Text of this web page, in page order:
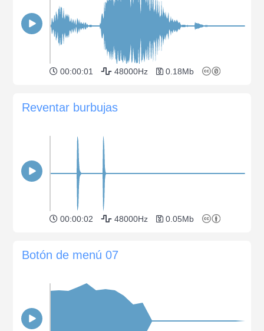
00:00:01 48000Hz 0.18Mb
Reventar burbujas
00:00:02 48000Hz 0.05Mb
Botón de menú 07